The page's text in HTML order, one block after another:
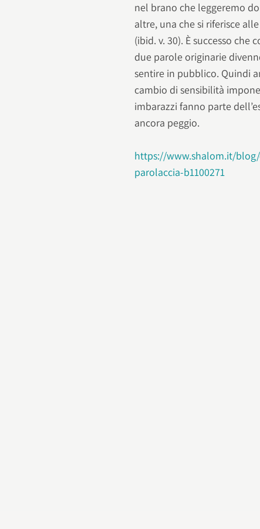
nel brano che leggeremo
altre, una che si riferisce
(ibid. v. 30). È successo
due parole originarie
sentire in pubblico. Quindi
cambio di sensibilità
imbarazzi fanno parte
ancora peggio.
https://www.shalom.it/
parolaccia-b1100271